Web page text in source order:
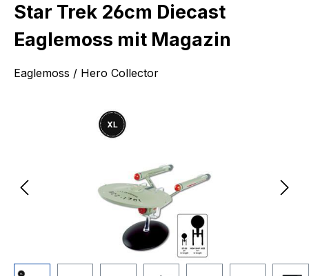
Star Trek 26cm Diecast
Eaglemoss mit Magazin
Eaglemoss / Hero Collector